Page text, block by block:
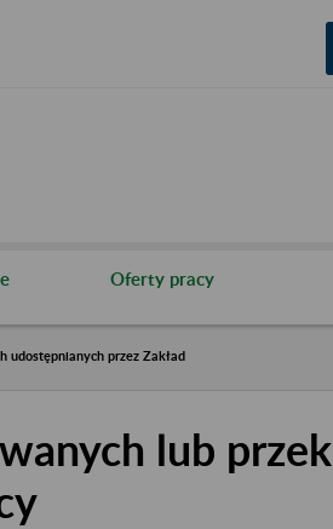
Oferty pracy
udostępnianych przez Zakład
lub